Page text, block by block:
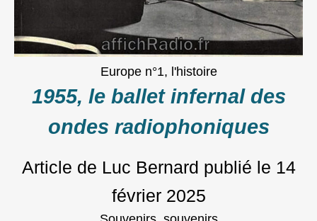
Europe n°1, l'histoire
1955, le ballet infernal des
ondes radiophoniques
Article de Luc Bernard publié le 14
février 2025